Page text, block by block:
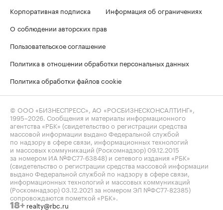
Корпоративная подписка
Информация об ограничениях
О соблюдении авторских прав
Пользовательское соглашение
Политика в отношении обработки персональных данных
Политика обработки файлов cookie
© ООО «БИЗНЕСПРЕСС», АО «РОСБИЗНЕСКОНСАЛТИНГ»,
1995–2026 . Сообщения и материалы информационного
агентства «РБК» (свидетельство о регистрации средства
массовой информации выдано Федеральной службой
по надзору в сфере связи, информационных технологий
и массовых коммуникаций (Роскомнадзор) 09.12.2015
за номером ИА №ФС77-63848) и сетевого издания «РБК»
(свидетельство о регистрации средства массовой информации
выдано Федеральной службой по надзору в сфере связи,
информационных технологий и массовых коммуникаций
(Роскомнадзор) 03.12.2021 за номером ЭЛ №ФС77-82385)
сопровождаются пометкой «РБК».
18+ realty@rbc.ru